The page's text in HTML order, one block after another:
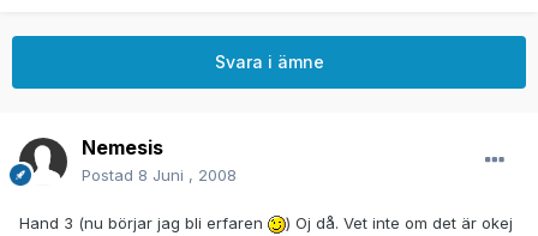
Svara i ämne
Nemesis
Postad 8 Juni , 2008
Hand 3 (nu börjar jag bli erfaren
) Oj då. Vet inte om det är okej